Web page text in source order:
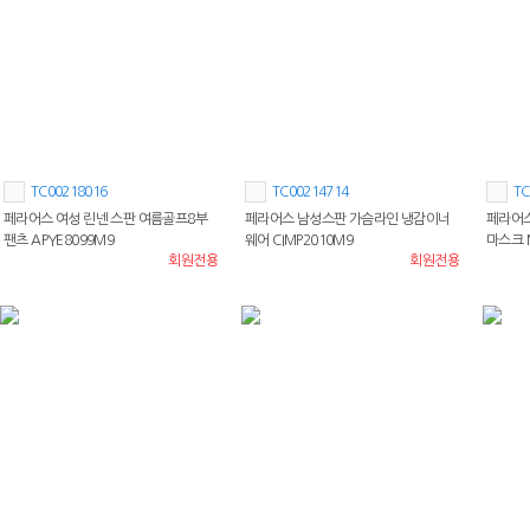
TC00218016
페라어스 여성 린넨 스판 여름골프8부
팬츠 APYE8099M9
회원전용
TC00214714
페라어스 남성스판 가슴라인 냉감이너
웨어 CIMP2010M9
회원전용
페라어
마스크